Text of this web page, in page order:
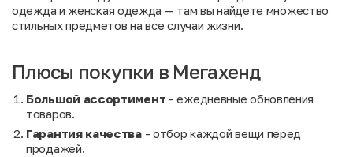
одежда и женская одежда — там вы найдете множество
стильных предметов на все случаи жизни.
Плюсы покупки в Мегахенд
Большой ассортимент - ежедневные обновления
товаров.
Гарантия качества- отбор каждой вещи перед
продажей.